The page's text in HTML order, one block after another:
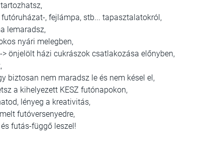
, fejlámpa, stb... tapasztalatokról,
lemaradsz,
nyári melegben,
önjelölt házi cukrászok csatlakozása előnyben,
biztosan nem maradsz le és nem késel el,
a kihelyezett KESZ futónapokon,
lényeg a kreativitás,
futóversenyedre,
futás-függő leszel!